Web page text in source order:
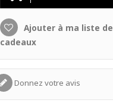
Ajouter à ma liste de
cadeaux
Donnez votre avis